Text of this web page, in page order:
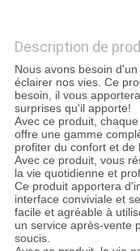
AFFAIRES
DEMANDEZ
UN DEVIS
PLAN
DU
SITE
Description de
Nous avons besoin
éclairer nos vies. Ce
besoin, il vous
surprises qu'il apporte!
Avec ce produit,
offre une gamme
profiter du confort et de
Avec ce produit, vous
la vie quotidienne et
Ce produit apportera
interface conviviale et
facile et agréable à
un service après-vente
soucis.